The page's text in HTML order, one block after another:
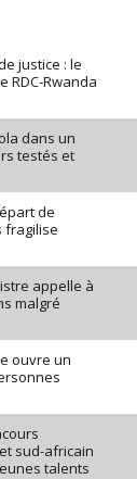
justice : le
RDC-Rwanda
dans un
testés et
de
fragilise
appelle à
malgré
ouvre un
sud-africain
talents